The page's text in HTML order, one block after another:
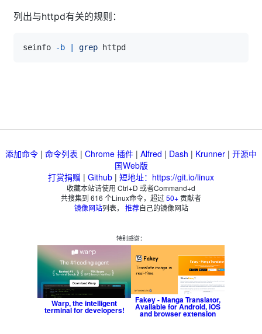
列出与httpd有关的规则：
seinfo -b grep
添加命令 | 命令列表 | Chrome 插件 | Alfred | Dash | Krunner | 开源中
国Web版
打赏捐赠 | Github | 短地址：https://git.io/linux
收藏本站请使用 Ctrl+D 或者Command+d
共搜集到 616 个Linux命令，超过50+贡献者
镜像网站列表， 推荐自己的镜像网站
特别感谢：
Warp, the intelligent
terminal for developers!
Fakey - Manga Translator,
Available for Android, iOS
and browser extension